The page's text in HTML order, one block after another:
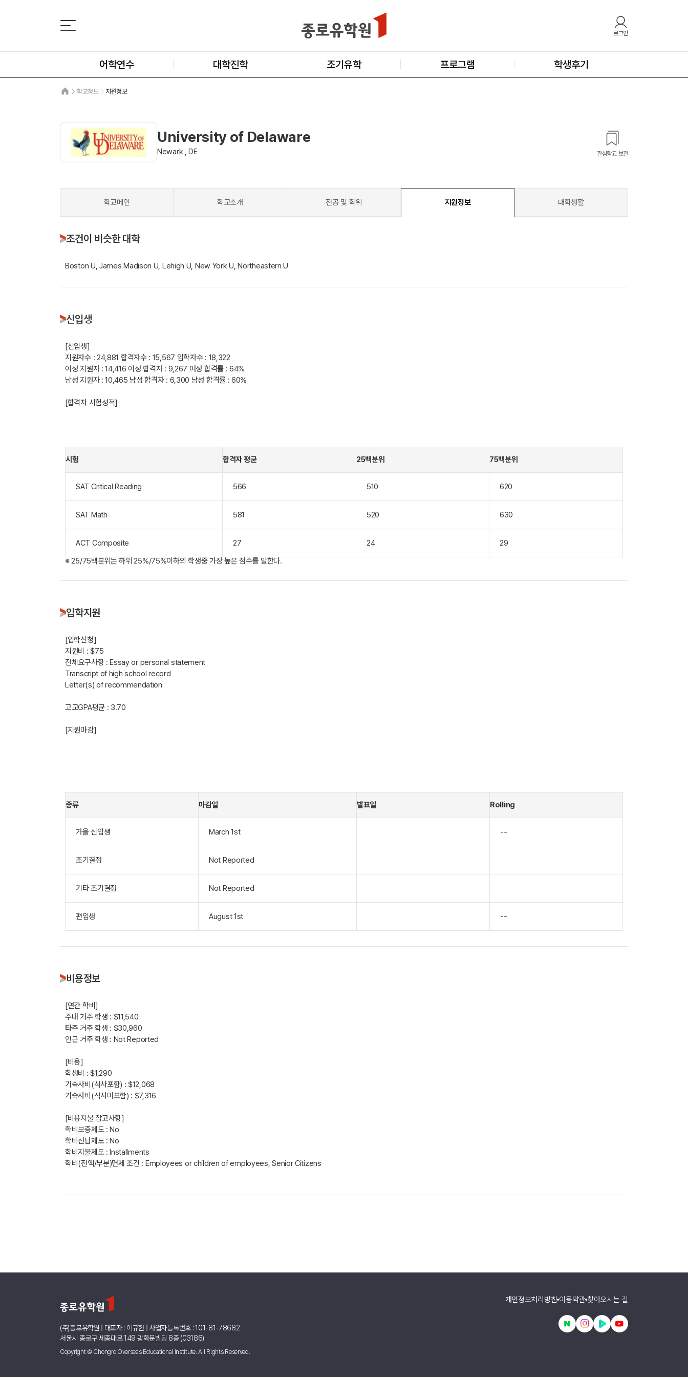
로그인
어학연수 대학진학 조기유학 프로그램 학생후기
학교정보 지원정보
University of Delaware
Newark , DE 관심학교 보관
학교메인 학교소개 전공 및 학위 지원정보 대학생활
조건이 비슷한 대학
Boston U, James Madison U, Lehigh U, New York U, Northeastern U
신입생
[신입생]
지원자수 : 24,881 합격자수 : 15,567 입학자수 : 18,322
여성 지원자 : 14,416 여성 합격자 : 9,267 여성 합격률 : 64%
남성 지원자 : 10,465 남성 합격자 : 6,300 남성 합격률 : 60%
[합격자 시험성적]
시험 합격자 평균 25백분위 75백분위
SAT Critical Reading 566 510 620
SAT Math 581 520 630
ACT Composite 27 24
29
※ 25/75백분위는 하위 25%/75%이하의 학생중 가장 높은 점수를 말한다.
입학지원
[입학신청]
지원비 : $75
전체요구사항 : Essay or personal statement
Transcript of high school record
Letter(s) of recommendation
고교GPA평균 : 3.70
[지원마감]
종류 마감일 발표일 Rolling
가을 신입생 March 1st --
조기결정 Not Reported
기타 조기결정 Not Reported
편입생 August 1st --
비용정보
[연간 학비]
주내 거주 학생 : $11,540
타주 거주 학생 : $30,960
인근 거주 학생 : Not Reported
[비용]
학생비 : $1,290
기숙사비(식사포함) : $12,068
기숙사비(식사미포함) : $7,316
[비용지불 참고사항]
학비보증제도 : No
학비선납제도 : No
학비지불제도 : Installments
학비(전액/부분)면제 조건 : Employees or children of employees, Senior Citizens
(주)종로유학원 | 대표자 : 이규헌 | 사업자등록번호 : 101-81-78682
서울시 종로구 세종대로 149 광화문빌딩 8층 (03186)
Copyright © Chongro Overseas Educational Institute. All Rights Reserved.
개인정보처리방침 이용약관 찾아오시는 길